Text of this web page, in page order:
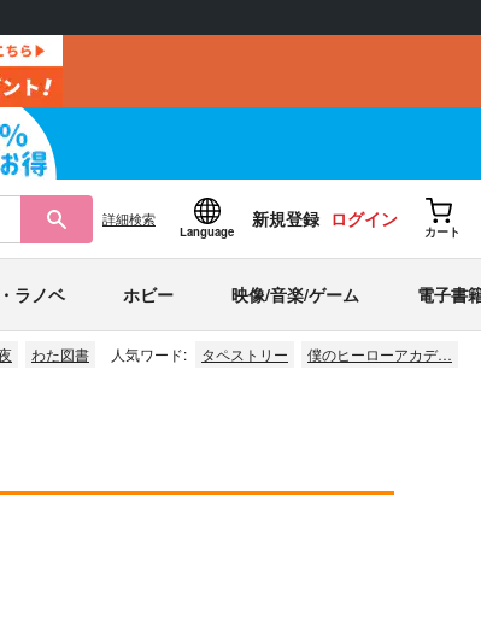
詳細検索
Language
新規登録 ログイン
カート
ラノベ ホビー 映像/音楽/ゲーム 電子書
わた図書 人気ワード: タペストリー 僕のヒーローアカデ…